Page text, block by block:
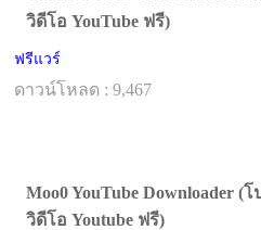
วิดีโอ YouTube ฟรี)
ฟรีแวร์
ดาวน์โหลด : 9,467
Moo0 YouTube Downloader
วิดีโอ Youtube ฟรี)